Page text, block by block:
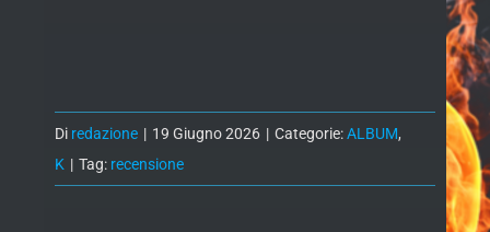
Di redazione | 19 Giugno 2026 | Categorie:ALBUM,
K | Tag: recensione